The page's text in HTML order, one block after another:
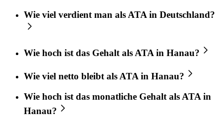
Wie viel verdient man als ATA in Deutschland?
Wie hoch ist das Gehalt als ATA in Hanau?
Wie viel netto bleibt als ATA in Hanau?
Wie hoch ist das monatliche Gehalt als ATA in
Hanau?